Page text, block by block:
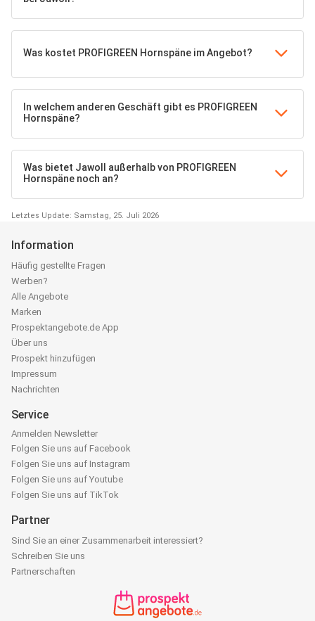
Was kostet PROFIGREEN Hornspäne im Angebot?
In welchem anderen Geschäft gibt es PROFIGREEN
Hornspäne?
Was bietet Jawoll außerhalb von PROFIGREEN
Hornspäne noch an?
Letztes Update: Samstag, 25. Juli 2026
Information
Häufig gestellte Fragen
Werben?
Alle Angebote
Marken
Prospektangebote.de App
Über uns
Prospekt hinzufügen
Impressum
Nachrichten
Service
Anmelden Newsletter
Folgen Sie uns auf Facebook
Folgen Sie uns auf Instagram
Folgen Sie uns auf Youtube
Folgen Sie uns auf TikTok
Partner
Sind Sie an einer Zusammenarbeit interessiert?
Schreiben Sie uns
Partnerschaften